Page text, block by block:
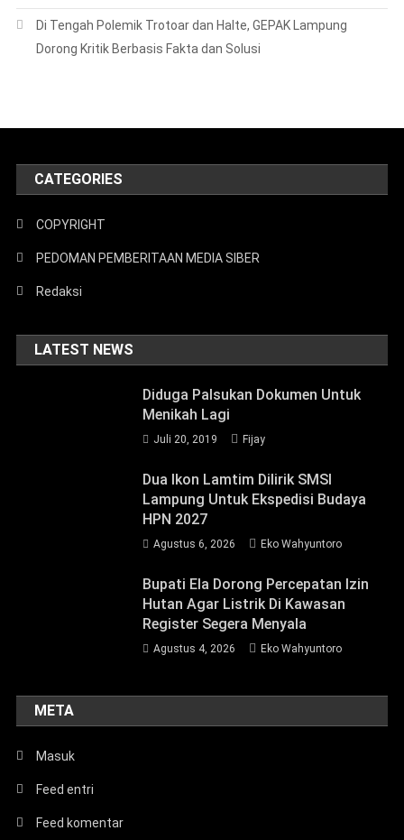
Di Tengah Polemik Trotoar dan Halte, GEPAK Lampung
Dorong Kritik Berbasis Fakta dan Solusi
CATEGORIES
COPYRIGHT
PEDOMAN PEMBERITAAN MEDIA SIBER
Redaksi
LATEST NEWS
Diduga Palsukan Dokumen Untuk
Menikah Lagi
Juli 20, 2019 Fijay
Dua Ikon Lamtim Dilirik SMSI
Lampung Untuk Ekspedisi Budaya
HPN 2027
Agustus 6, 2026 Eko Wahyuntoro
Bupati Ela Dorong Percepatan Izin
Hutan Agar Listrik Di Kawasan
Register Segera Menyala
Agustus 4, 2026 Eko Wahyuntoro
META
Masuk
Feed entri
Feed komentar